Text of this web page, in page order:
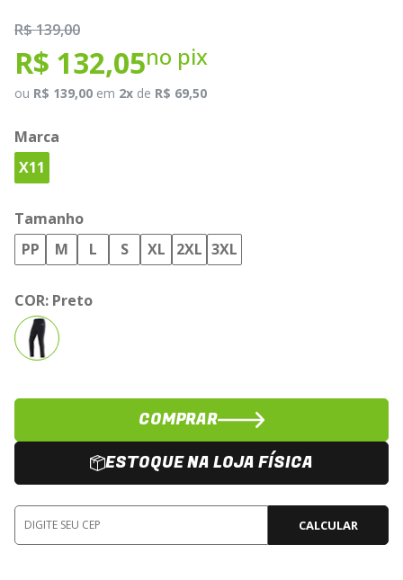
R$ 139,00
R$ 132,05no pix
ou R$ 139,00 em 2x de R$ 69,50
Marca
X11
Tamanho
PP
M L S XL 2XL 3XL
COR: Preto
COMPRAR
ESTOQUE NA LOJA FÍSICA
CALCULAR